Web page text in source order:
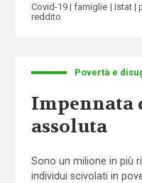
Covid-19 famiglie Istat
reddito
Povertà e
Impennata
assoluta
Sono un milione in più
individui scivolati in